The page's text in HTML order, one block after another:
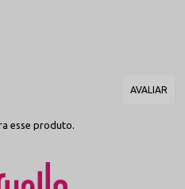
uma linha de
não marca sob roupas
com total suavidade e
da Lycra dão vida a uma
segunda pele, entregando
esse produto.